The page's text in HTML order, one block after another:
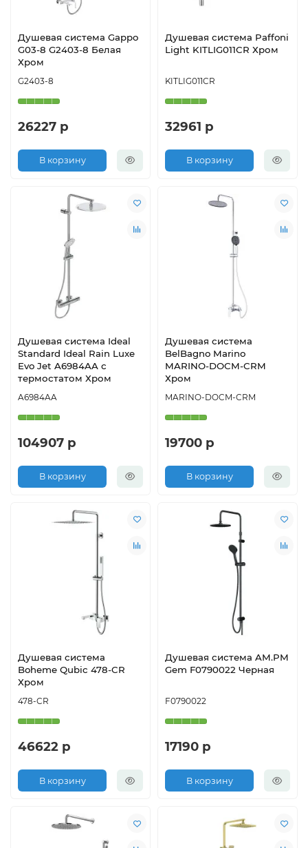
Душевая система Gappo
G03-8 G2403-8 Белая
Хром
G2403-8
26227 р
В корзину
Душевая система Paffoni
Light KITLIG011CR Хром
KITLIG011CR
32961 р
В корзину
Душевая система Ideal
Standard Ideal Rain Luxe
Evo Jet A6984AA с
термостатом Хром
A6984AA
104907 р
В корзину
Душевая система
BelBagno Marino
MARINO-DOCM-CRM
Хром
MARINO-DOCM-CRM
19700 р
В корзину
Душевая система
Boheme Qubic 478-CR
Хром
478-CR
46622 р
В корзину
Душевая система AM.PM
Gem F0790022 Черная
F0790022
17190 р
В корзину